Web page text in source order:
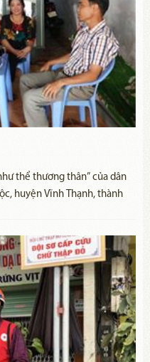
thể thương thân” của dân
huyện Vĩnh Thạnh, thành
ký thực hiện nghĩa cử cao